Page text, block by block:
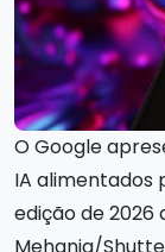
O Google
IA alimentados
edição de 2026